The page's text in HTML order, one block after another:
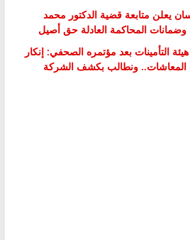
يعلن متابعة قضية الدكتور محمد
وضمانات المحاكمة العادلة حق أصيل
التأمينات بعد مؤتمره الصحفي: إنكار
المعاشات.. ونطالب بكشف الشركة